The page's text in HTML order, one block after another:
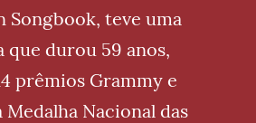
Songbook, teve uma
que durou 59 anos,
prêmios Grammy e
Medalha Nacional das